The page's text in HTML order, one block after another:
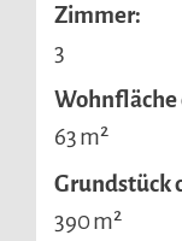
Zimmer:
3
Wohnfläche
63 m²
Grund­stück
390 m²